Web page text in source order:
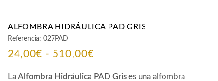
ALFOMBRA HIDRÁULICA PAD GRIS
Referencia: 027PAD
24,00€ - 510,00€Rango
de
La Alfombra Hidráulica PAD Gris es una alfombra